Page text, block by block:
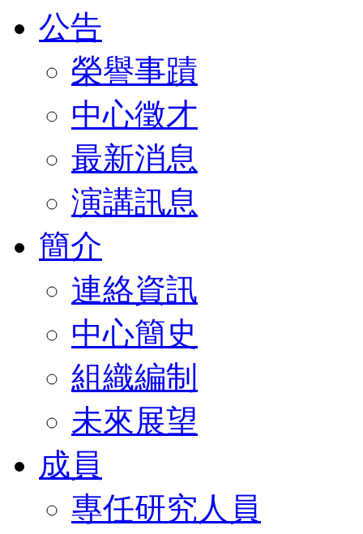
公告
榮譽事蹟
中心徵才
最新消息
演講訊息
簡介
連絡資訊
中心簡史
組織編制
未來展望
成員
專任研究人員